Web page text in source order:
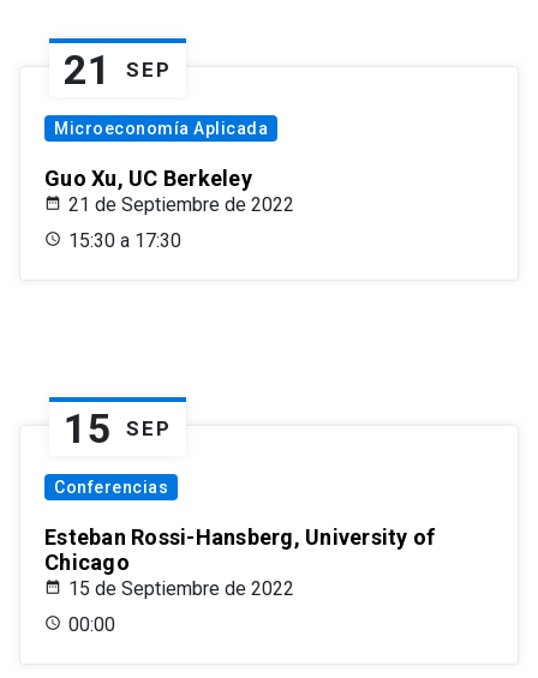
21 SEP
Microeconomía Aplicada
Guo Xu, UC Berkeley
21 de Septiembre de 2022
15:30 a 17:30
15 SEP
Conferencias
Esteban Rossi-Hansberg, University of
Chicago
15 de Septiembre de 2022
00:00